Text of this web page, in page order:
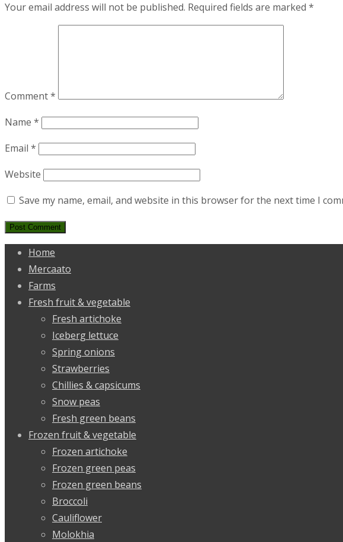
Your email address will not be published. Required fields are marked *
Comment*
Name *
Email *
Website
Save my name, email, and website in this browser for the next time I
Home
Mercaato
Farms
Fresh fruit & vegetable
Fresh artichoke
Iceberg lettuce
Spring onions
Strawberries
Chillies & capsicums
Snow peas
Fresh green beans
Frozen fruit & vegetable
Frozen artichoke
Frozen green peas
Frozen green beans
Broccoli
Cauliflower
Molokhia